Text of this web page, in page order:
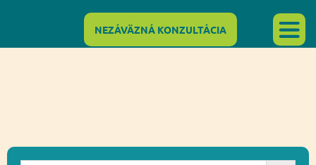
NEZÁVÄZNÁ KONZULTÁCIA